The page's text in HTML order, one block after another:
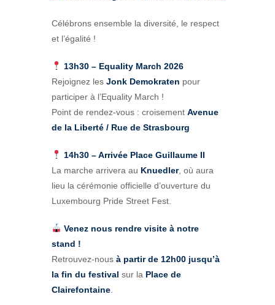
Célébrons ensemble la diversité, le respect
et l’égalité !
13h30 – Equality March 2026
Rejoignez les Jonk Demokraten pour
participer à l’Equality March !
Point de rendez-vous : croisement Avenue
de la Liberté / Rue de Strasbourg
14h30 – Arrivée Place Guillaume II
La marche arrivera au Knuedler, où aura
lieu la cérémonie officielle d’ouverture du
Luxembourg Pride Street Fest.
Venez nous rendre visite à notre
stand !
Retrouvez-nous à partir de 12h00 jusqu’à
la fin du festival sur la Place de
Clairefontaine